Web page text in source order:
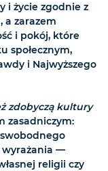
i życie zgodnie z
a zarazem
i pokój, które
społecznym,
i Najwyższego
zdobyczą kultury
zasadniczym:
wyrażania —
religii czy